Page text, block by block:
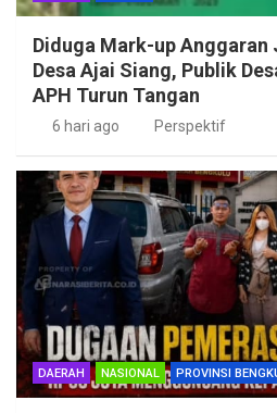
Diduga Mark-up Anggaran
Desa Ajai Siang, Publik
APH Turun Tangan
6 hari ago Perspektif
DAERAH NASIONAL PROVINSI